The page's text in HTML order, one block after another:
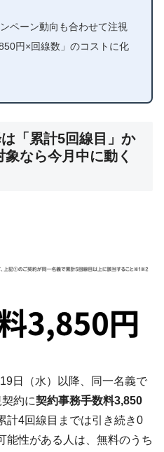
ペーン動向も合わせて注視
円×回線数」のコストに化
「累計5回線目」か
なら今月中に動く
日（水）以降、同一名義で
約に契約事務手数料3,850
計4回線目までは引き続き0
能性がある人は、無料のうち